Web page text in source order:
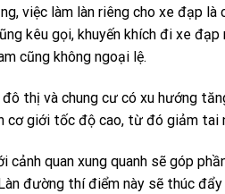
việc làm làn riêng cho xe đạp
kêu gọi, khuyến khích đi xe
cũng không ngoại lệ.
thị và chung cư có xu hướng
giới tốc độ cao, từ đó giảm tai
quan xung quanh sẽ góp
đường thí điểm này sẽ thúc